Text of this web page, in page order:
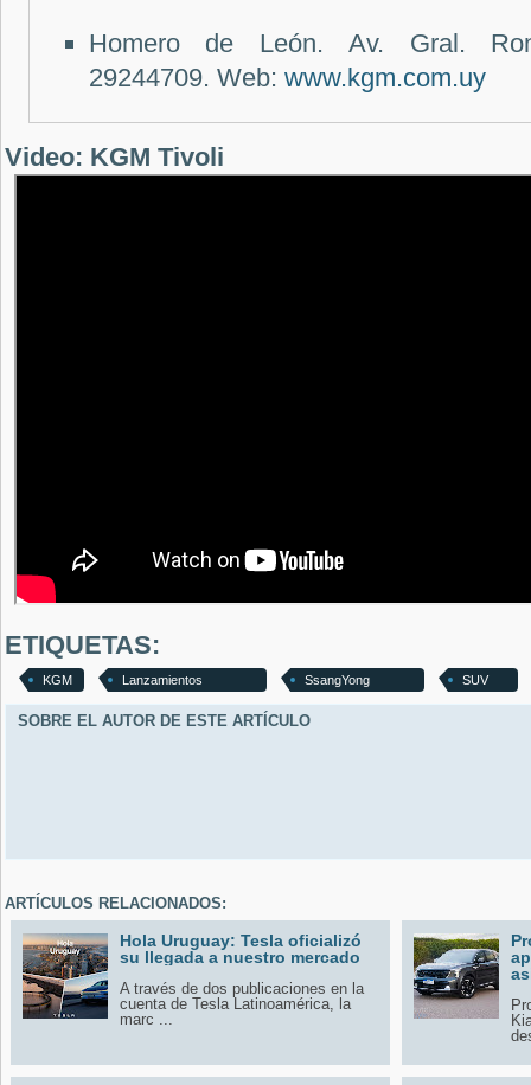
Homero de León.Av. Gral.
29244709. Web: www.kgm.com.uy
Video: KGM Tivoli
ETIQUETAS:
KGM Lanzamientos SsangYong SUV
SOBRE EL AUTOR DE ESTE ARTÍCULO
ARTÍCULOS RELACIONADOS:
Hola Uruguay: Tesla oficializó
su llegada a nuestro mercado
A través de dos publicaciones en la
cuenta de Tesla Latinoamérica, la
marc ...